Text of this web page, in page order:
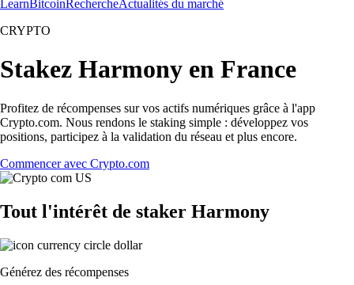
LearnBitcoinRechercheActualités du marché
CRYPTO
Stakez Harmony en France
Profitez de récompenses sur vos actifs numériques grâce à l'app
Crypto.com. Nous rendons le staking simple : développez vos
positions, participez à la validation du réseau et plus encore.
Commencer avec Crypto.com
Tout l'intérêt de staker Harmony
Générez des récompenses